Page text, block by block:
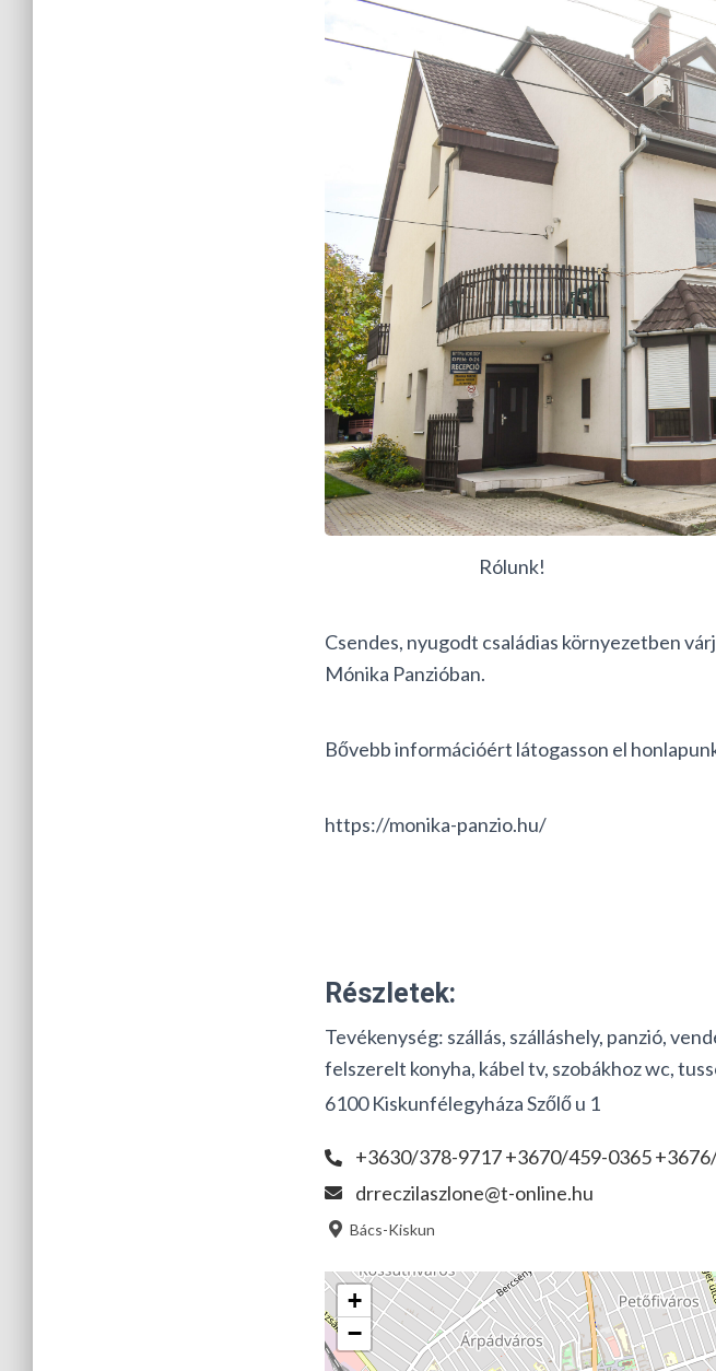
Rólunk!
Csendes, nyugodt családias környezetben
Mónika Panzióban.
Bővebb információért látogasson el
https://monika-panzio.hu/
Részletek:
Tevékenység: szállás, szálláshely, panzió,
felszerelt konyha, kábel tv, szobákhoz wc,
6100 Kiskunfélegyháza Szőlő u 1
+3630/378-9717 +3670/459-0365
drreczilaszlone@t-online.hu
Bács-Kiskun
+
−